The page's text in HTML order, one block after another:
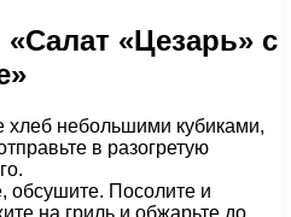
«Цезарь» с
небольшими кубиками,
в разогретую
обсушите. Посолите и